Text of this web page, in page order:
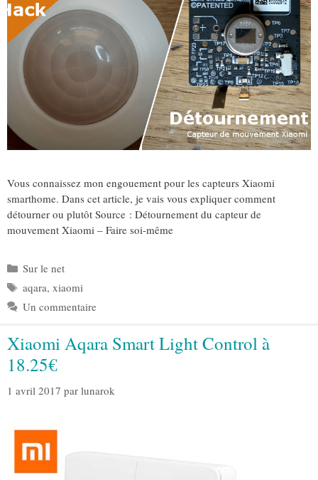
Vous connaissez mon engouement pour les capteurs Xiaomi
smarthome. Dans cet article, je vais vous expliquer comment
détourner ou plutôt Source : Détournement du capteur de
mouvement Xiaomi – Faire soi-même
Catégories
Sur le net
Étiquettes
aqara, xiaomi
Un commentaire
Xiaomi Aqara Smart Light Control à
18.25€
1 avril 2017 par lunarok